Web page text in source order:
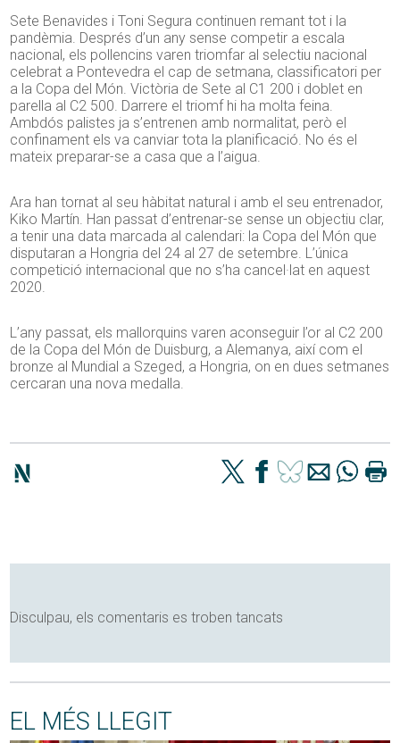
Sete Benavides i Toni Segura continuen remant tot i la
pandèmia. Després d’un any sense competir a escala
nacional, els pollencins varen triomfar al selectiu nacional
celebrat a Pontevedra el cap de setmana, classificatori per
a la Copa del Món. Victòria de Sete al C1 200 i doblet en
parella al C2 500. Darrere el triomf hi ha molta feina.
Ambdós palistes ja s’entrenen amb normalitat, però el
confinament els va canviar tota la planificació. No és el
mateix preparar-se a casa que a l’aigua.
Ara han tornat al seu hàbitat natural i amb el seu entrenador,
Kiko Martín. Han passat d’entrenar-se sense un objectiu clar,
a tenir una data marcada al calendari: la Copa del Món que
disputaran a Hongria del 24 al 27 de setembre. L’única
competició internacional que no s’ha cancel·lat en aquest
2020.
L’any passat, els mallorquins varen aconseguir l’or al C2 200
de la Copa del Món de Duisburg, a Alemanya, així com el
bronze al Mundial a Szeged, a Hongria, on en dues setmanes
cercaran una nova medalla.
Disculpau, els comentaris es troben tancats
EL MÉS LLEGIT